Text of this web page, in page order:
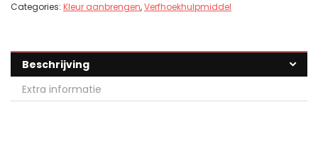
Categories: Kleur aanbrengen,Verfhoekhulpmiddel
Beschrijving
Extra informatie